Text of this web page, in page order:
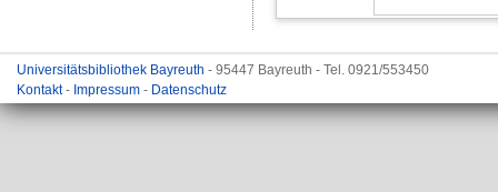
Universitätsbibliothek Bayreuth - 95447 Bayreuth - Tel. 0921/553450
Kontakt- Impressum - Datenschutz